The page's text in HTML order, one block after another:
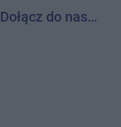
Dołącz do nas…